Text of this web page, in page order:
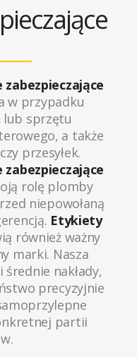
w przypadku
sprzętu
a także
przesyłek.
rolę plomby
niepowołaną
Etykiety
również ważny
marki. Nasza
nakłady,
precyzyjnie
partii